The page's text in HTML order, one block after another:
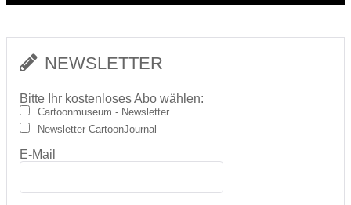
NEWSLETTER
Bitte Ihr kostenloses Abo wählen:
Cartoonmuseum - Newsletter
Newsletter CartoonJournal
E-Mail